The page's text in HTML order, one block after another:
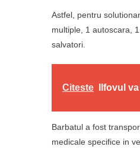
Astfel, pentru
multiple, 1 autoscara,
salvatori.
Citeste Ilfovul
Barbatul a fost
medicale specifice in